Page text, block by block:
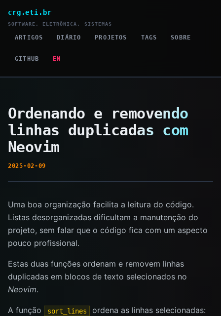
crg.eti.br
SOFTWARE, ELETRÔNICA, SISTEMAS
ARTIGOS DIÁRIO PROJETOS TAGS SOBRE
GITHUB EN
Ordenando e removendo
linhas duplicadas com
Neovim
2025-02-09
Uma boa organização facilita a leitura do código.
Listas desorganizadas dificultam a manutenção do
projeto, sem falar que o código fica com um aspecto
pouco profissional.
Estas duas funções ordenam e removem linhas
duplicadas em blocos de texto selecionados no
Neovim.
A função sort_lines ordena as linhas selecionadas: